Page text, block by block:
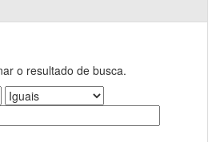
o resultado de busca.